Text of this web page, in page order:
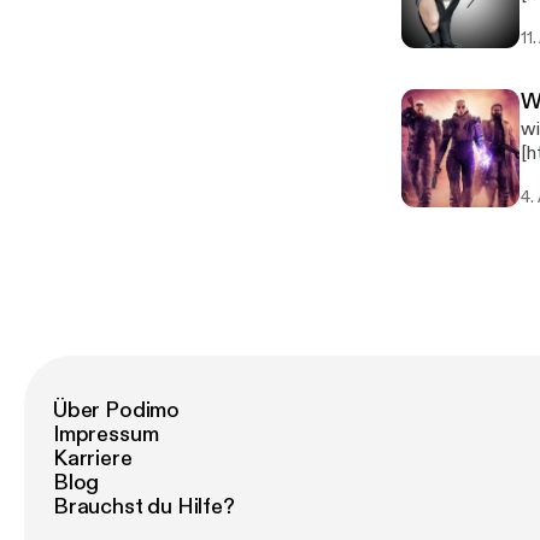
4.
Über Podimo
Impressum
Karriere
Blog
Brauchst du Hilfe?